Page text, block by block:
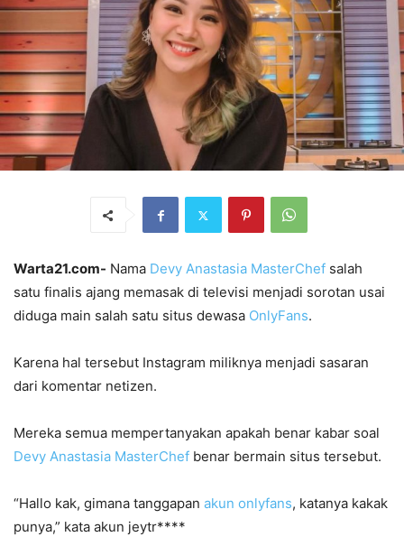
Warta21.com- Nama Devy Anastasia MasterChef salah
satu finalis ajang memasak di televisi menjadi sorotan usai
diduga main salah satu situs dewasa OnlyFans.
Karena hal tersebut Instagram miliknya menjadi sasaran
dari komentar netizen.
Mereka semua mempertanyakan apakah benar kabar soal
Devy Anastasia MasterChef benar bermain situs tersebut.
“Hallo kak, gimana tanggapan akun onlyfans, katanya kakak
punya,” kata akun jeytr****